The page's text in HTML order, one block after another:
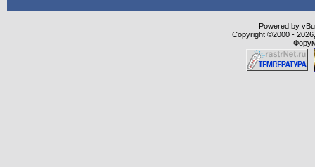
Powered by
Copyright ©2000 -